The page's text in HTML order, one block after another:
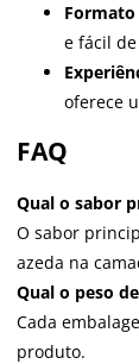
Formato
e fácil
oferece
FAQ
Qual o sabor
O sabor
azeda na
Qual o peso
Cada
produto.